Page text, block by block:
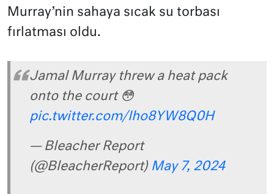
Murray’nin sahaya sıcak su torbası
fırlatması oldu.
Jamal Murray threw a heat pack
onto the court 😳
pic.twitter.com/Iho8YW8Q0H
— Bleacher Report
(@BleacherReport) May 7, 2024